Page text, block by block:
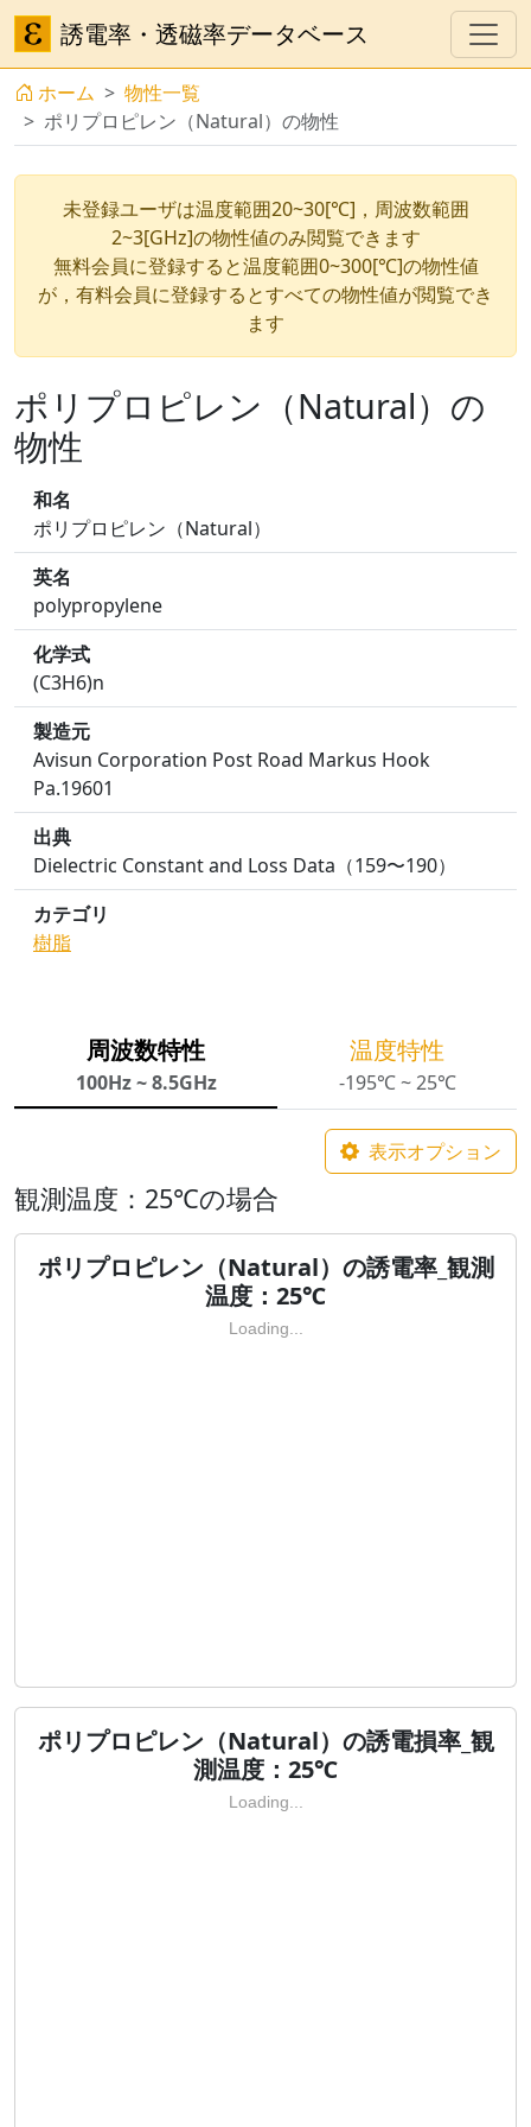
誘電率・透磁率データベース
ホーム
物性一覧
ポリプロピレン（Natural）の物性
未登録ユーザは温度範囲20~30[℃]，周波数範囲
2~3[GHz]の物性値のみ閲覧できます
無料会員に登録すると温度範囲0~300[℃]の物性値
が，有料会員に登録するとすべての物性値が閲覧でき
ます
ポリプロピレン（Natural）の
物性
和名
ポリプロピレン（Natural）
英名
polypropylene
化学式
(C3H6)n
製造元
Avisun Corporation Post Road Markus Hook
Pa.19601
出典
Dielectric Constant and Loss Data（159〜190）
カテゴリ
樹脂
周波数特性
100Hz ~ 8.5GHz
温度特性
-195℃ ~ 25℃
表示オプション
観測温度：25℃の場合
ポリプロピレン（Natural）の誘電率_観測
温度：25℃
Loading...
ポリプロピレン（Natural）の誘電損率_観
測温度：25℃
Loading...